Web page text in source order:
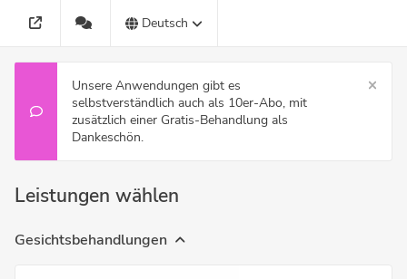
Deutsch
Unsere Anwendungen gibt es
selbstverständlich auch als 10er-Abo, mit
zusätzlich einer Gratis-Behandlung als
Dankeschön.
Leistungen wählen
Gesichtsbehandlungen